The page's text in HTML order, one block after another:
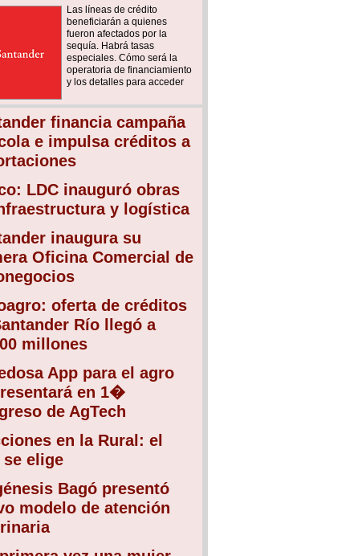
Las líneas de crédito
beneficiarán a quienes
fueron afectados por la
sequía. Habrá tasas
especiales. Cómo será la
operatoria de financiamiento
y los detalles para acceder
financia campaña
e impulsa créditos a
LDC inauguró obras
y logística
inaugura su
Oficina Comercial de
oferta de créditos
Río llegó a
millones
App para el agro
en 1�
de AgTech
en la Rural: el
se elige
Bagó presentó
modelo de atención